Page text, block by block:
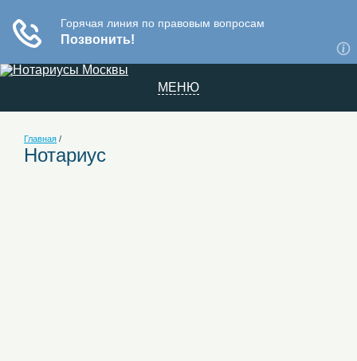
МЕНЮ
Главная /
Нотариус